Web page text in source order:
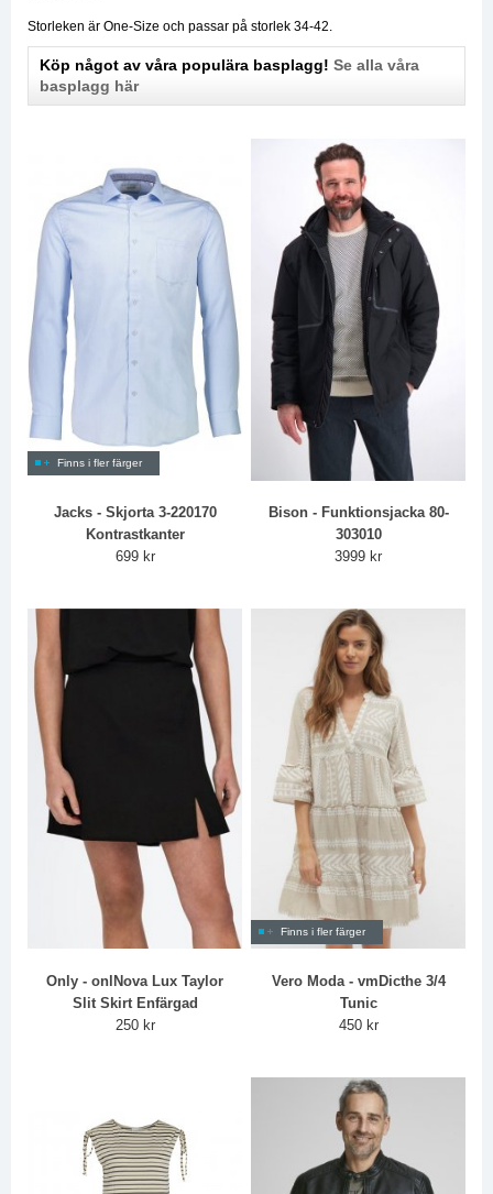
Storleken är One-Size och passar på storlek 34-42.
Köp något av våra populära basplagg! Se alla våra
basplagg här
Finns i fler färger
Jacks - Skjorta 3-220170
Kontrastkanter
699 kr
Bison - Funktionsjacka 80-
303010
3999 kr
Only - onlNova Lux Taylor
Slit Skirt Enfärgad
250 kr
Finns i fler färger
Vero Moda - vmDicthe 3/4
Tunic
450 kr